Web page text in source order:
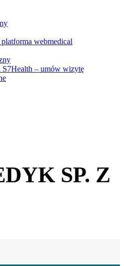
webmedical
– umów wizytę
SP. Z